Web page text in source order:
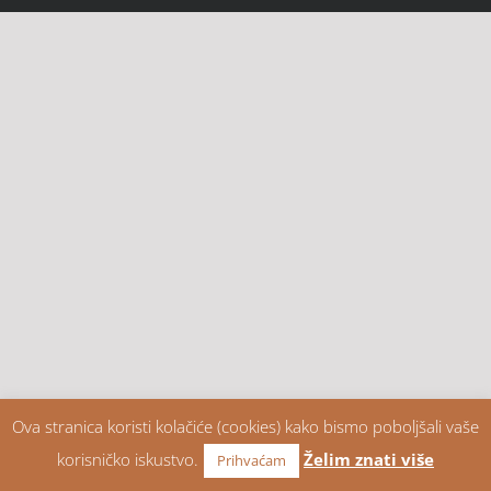
Ova stranica koristi kolačiće (cookies) kako bismo poboljšali vaše
korisničko iskustvo.
Prihvaćam Želim znati više